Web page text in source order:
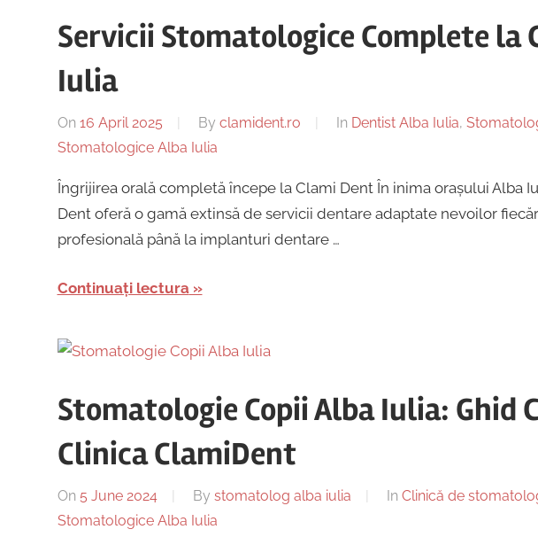
Servicii Stomatologice Complete la
Iulia
On 16 April 2025 By clamident.ro In Dentist Alba Iulia,
Stomatologice Alba Iulia
Îngrijirea orală completă începe la Clami Dent În inima orașului Alba
Dent oferă o gamă extinsă de servicii dentare adaptate nevoilor
profesională până la implanturi dentare …
Continuați lectura
Stomatologie Copii Alba Iulia: Ghid
Clinica ClamiDent
On 5 June 2024 By stomatolog alba iulia In Clinică de
Stomatologice Alba Iulia